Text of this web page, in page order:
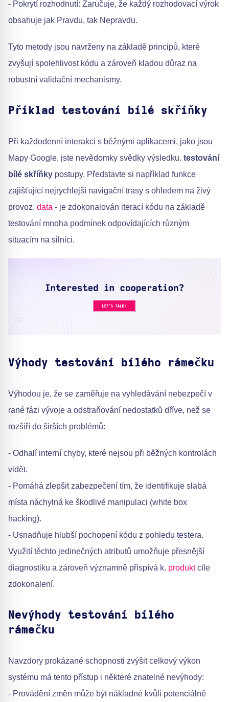
- Pokrytí rozhodnutí: Zaručuje, že každý rozhodovací výrok
obsahuje jak Pravdu, tak Nepravdu.
Tyto metody jsou navrženy na základě principů, které
zvyšují spolehlivost kódu a zároveň kladou důraz na
robustní validační mechanismy.
Příklad testování bílé skříňky
Při každodenní interakci s běžnými aplikacemi, jako jsou
Mapy Google, jste nevědomky svědky výsledku. testování
bílé skříňky postupy. Představte si například funkce
zajišťující nejrychlejší navigační trasy s ohledem na živý
provoz. data - je zdokonalován iterací kódu na základě
testování mnoha podmínek odpovídajících různým
situacím na silnici.
Výhody testování bílého rámečku
Výhodou je, že se zaměřuje na vyhledávání nebezpečí v
rané fázi vývoje a odstraňování nedostatků dříve, než se
rozšíří do širších problémů:
- Odhalí interní chyby, které nejsou při běžných kontrolách
vidět.
- Pomáhá zlepšit zabezpečení tím, že identifikuje slabá
místa náchylná ke škodlivé manipulaci (white box
hacking).
- Usnadňuje hlubší pochopení kódu z pohledu testera.
Využití těchto jedinečných atributů umožňuje přesnější
diagnostiku a zároveň významně přispívá k. produktcíle
zdokonalení.
Nevýhody testování bílého
rámečku
Navzdory prokázané schopnosti zvýšit celkový výkon
systému má tento přístup i některé znatelné nevýhody:
- Provádění změn může být nákladné kvůli potenciálně